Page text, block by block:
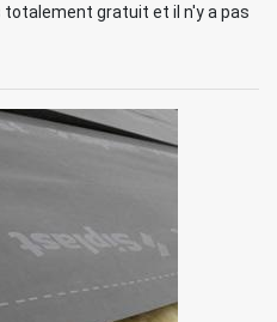
gratuit et il n'y a pas